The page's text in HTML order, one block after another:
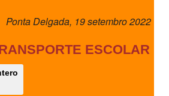
Ponta Delgada, 19 setembro 2022
ESCOLAR